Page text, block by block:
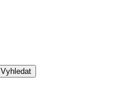
Vyhledat